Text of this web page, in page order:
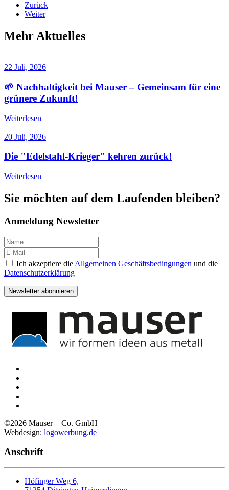
Zurück
Weiter
Mehr Aktuelles
22 Juli, 2026
🌱 Nachhaltigkeit bei Mauser – Gemeinsam für eine
grünere Zukunft!
Weiterlesen
20 Juli, 2026
Die "Edelstahl-Krieger" kehren zurück!
Weiterlesen
Sie möchten auf dem Laufenden bleiben?
Anmeldung Newsletter
Ich akzeptiere die Allgemeinen Geschäftsbedingungen und die
Datenschutzerklärung
Newsletter abonnieren
©2026 Mauser + Co. GmbH
Webdesign: logowerbung.de
Anschrift
Höfinger Weg 6,